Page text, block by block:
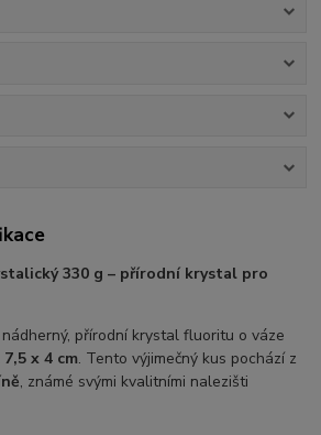
330 g – přírodní krystal pro
přírodní krystal fluoritu o váze
7,5 x 4 cm. Tento výjimečný kus pochází z
, známé svými kvalitními nalezišti